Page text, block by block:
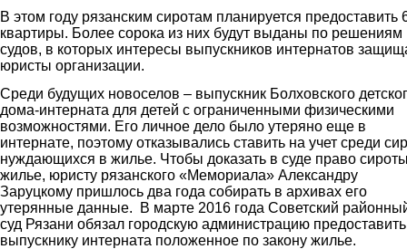
В этом году рязанским сиротам планируется предоставить
квартиры. Более сорока из них будут выданы по решениям
судов, в которых интересы выпускников интернатов
юристы организации.
Среди будущих новоселов – выпускник Болховского
дома-интерната для детей с ограниченными физическими
возможностями. Его личное дело было утеряно еще в
интернате, поэтому отказывались ставить на учет среди
нуждающихся в жилье. Чтобы доказать в суде право
жилье, юристу рязанского «Мемориала» Александру
Заруцкому пришлось два года собирать в архивах его
утерянные данные. В марте 2016 года Советский
суд Рязани обязал городскую администрацию предоставить
выпускнику интерната положенное по закону жилье.